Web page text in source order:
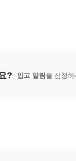
? 입고 알림 을 신청